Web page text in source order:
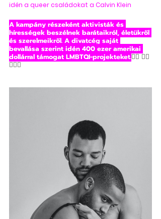
idén a queer családokat a Calvin Klein
A kampány részeként aktivisták és
hírességek beszélnek barátaikról, életükről
és szerelmeikről. A divatcég saját
bevallása szerint idén 400 ezer amerikai
dollárral támogat LMBTQI-projekteket.🏳️‍🌈 🏳️‍🌈
🏳️‍🌈😊